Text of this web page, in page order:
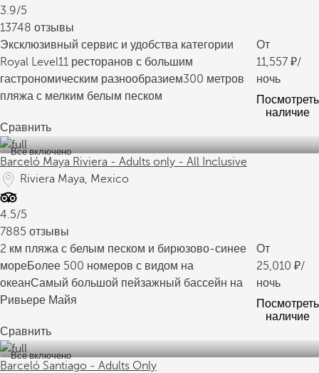
3.9/5
13748 отзывы
Эксклюзивный сервис и удобства категории
Royal Level11 ресторанов с большим
гастрономическим разнообразием300 метров
пляжа с мелким белым песком
От
11,557
/
ночь
Посмотреть
наличие
Сравнить
Все включено
Barceló Maya Riviera - Adults only - All Inclusive
Riviera Maya, Mexico
4.5/5
7885 отзывы
2 км пляжа с белым песком и бирюзово-синее
мореБолее 500 номеров с видом на
океанСамый большой пейзажный бассейн на
Ривьере Майя
От
25,010
/
ночь
Посмотреть
наличие
Сравнить
Все включено
Barceló Santiago - Adults Only